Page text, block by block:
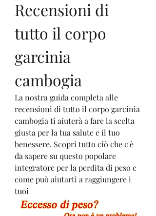
Recensioni di
tutto il corpo
garcinia
cambogia
La nostra guida completa alle
recensioni di tutto il corpo garcinia
cambogia ti aiuterà a fare la scelta
giusta per la tua salute e il tuo
benessere. Scopri tutto ciò che c'è
da sapere su questo popolare
integratore per la perdita di peso e
come può aiutarti a raggiungere i
tuoi